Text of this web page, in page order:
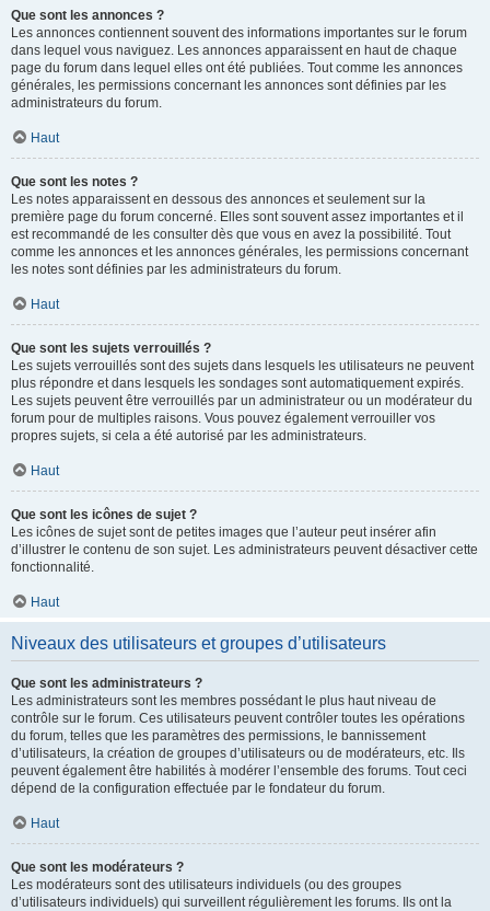
Que sont les annonces ?
Les annonces contiennent souvent des informations importantes sur le forum
dans lequel vous naviguez. Les annonces apparaissent en haut de chaque
page du forum dans lequel elles ont été publiées. Tout comme les annonces
générales, les permissions concernant les annonces sont définies par les
administrateurs du forum.
Haut
Que sont les notes ?
Les notes apparaissent en dessous des annonces et seulement sur la
première page du forum concerné. Elles sont souvent assez importantes et il
est recommandé de les consulter dès que vous en avez la possibilité. Tout
comme les annonces et les annonces générales, les permissions concernant
les notes sont définies par les administrateurs du forum.
Haut
Que sont les sujets verrouillés ?
Les sujets verrouillés sont des sujets dans lesquels les utilisateurs ne peuvent
plus répondre et dans lesquels les sondages sont automatiquement expirés.
Les sujets peuvent être verrouillés par un administrateur ou un modérateur du
forum pour de multiples raisons. Vous pouvez également verrouiller vos
propres sujets, si cela a été autorisé par les administrateurs.
Haut
Que sont les icônes de sujet ?
Les icônes de sujet sont de petites images que l’auteur peut insérer afin
d’illustrer le contenu de son sujet. Les administrateurs peuvent désactiver cette
fonctionnalité.
Haut
Niveaux des utilisateurs et groupes d’utilisateurs
Que sont les administrateurs ?
Les administrateurs sont les membres possédant le plus haut niveau de
contrôle sur le forum. Ces utilisateurs peuvent contrôler toutes les opérations
du forum, telles que les paramètres des permissions, le bannissement
d’utilisateurs, la création de groupes d’utilisateurs ou de modérateurs, etc. Ils
peuvent également être habilités à modérer l’ensemble des forums. Tout ceci
dépend de la configuration effectuée par le fondateur du forum.
Haut
Que sont les modérateurs ?
Les modérateurs sont des utilisateurs individuels (ou des groupes
d’utilisateurs individuels) qui surveillent régulièrement les forums. Ils ont la